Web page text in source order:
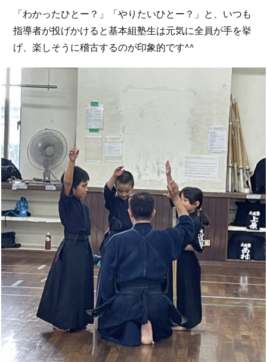
「わかったひとー？」「やりたいひとー？」と、いつも
指導者が投げかけると基本組塾生は元気に全員が手を挙
げ、楽しそうに稽古するのが印象的です^^